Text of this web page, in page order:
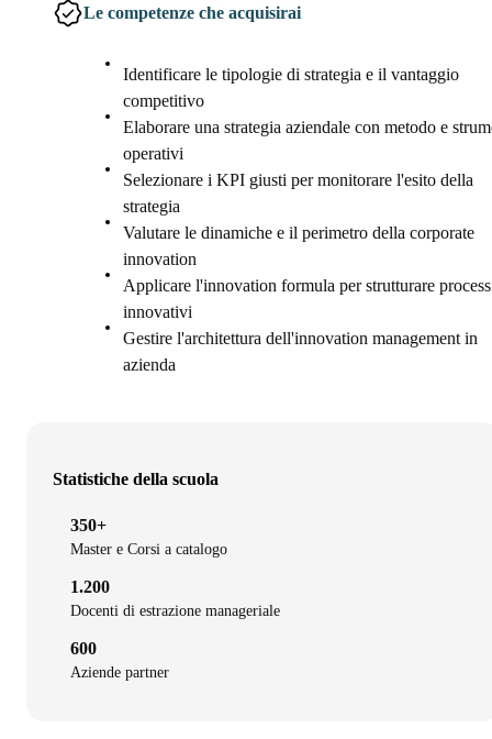
Le competenze che acquisirai
Identificare le tipologie di strategia e il vantaggio
competitivo
Elaborare una strategia aziendale con metodo e
operativi
Selezionare i KPI giusti per monitorare l'esito della
strategia
Valutare le dinamiche e il perimetro della corporate
innovation
Applicare l'innovation formula per strutturare
innovativi
Gestire l'architettura dell'innovation management in
azienda
Statistiche della scuola
350+
Master e Corsi a catalogo
1.200
Docenti di estrazione manageriale
600
Aziende partner